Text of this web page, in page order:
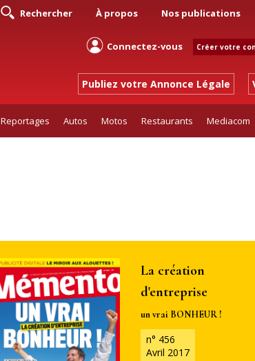
Rechercher À propos Nos publications
Connectez-vous Créer votre
Publiez votre Annonce Légale
Reportages Autos Motos Restaurants Mediacom
La création
d'entreprise
un vrai BONHEUR !
n° 456
Avril 2017